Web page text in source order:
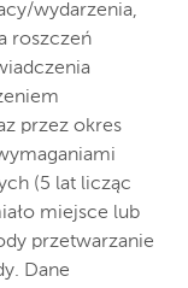
wydarzenia,
roszczeń
przez okres
(5 lat licząc
miejsce lub
przetwarzanie
Dane